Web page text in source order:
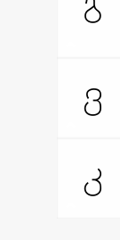
ბ
ვ
კ